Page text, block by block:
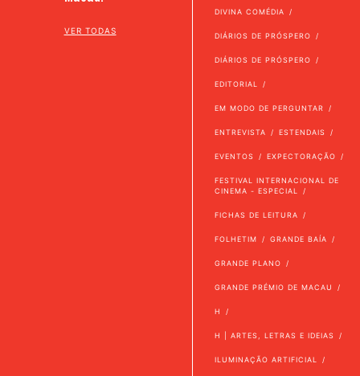
VER TODAS
DIVINA COMÉDIA
DIÁRIOS DE PRÓSPERO
DIÁRIOS DE PRÓSPERO
EDITORIAL
EM MODO DE PERGUNTAR
ENTREVISTA ESTENDAIS
EVENTOS EXPECTORAÇÃO
FESTIVAL INTERNACIONAL DE
CINEMA - ESPECIAL
FICHAS DE LEITURA
FOLHETIM GRANDE BAÍA
GRANDE PLANO
GRANDE PRÉMIO DE MACAU
H
H | ARTES, LETRAS E IDEIAS
ILUMINAÇÃO ARTIFICIAL